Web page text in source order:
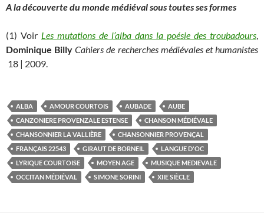
A la découverte du monde médiéval sous toutes ses formes
(1) Voir Les mutations de l’alba dans la poésie des troubadours,
Dominique Billy Cahiers de recherches médiévales et humanistes
18 | 2009.
ALBA AMOUR COURTOIS AUBADE
AUBE
CANZONIERE PROVENZALE ESTENSE
CHANSON MÉDIÉVALE
CHANSONNIER LA VALLIÈRE
CHANSONNIER PROVENÇAL
FRANÇAIS 22543
GIRAUT DE BORNEIL
LANGUE D'OC
LYRIQUE COURTOISE
MOYEN AGE
MUSIQUE MEDIEVALE
OCCITAN MÉDIÉVAL
SIMONE SORINI XIIE SIÈCLE